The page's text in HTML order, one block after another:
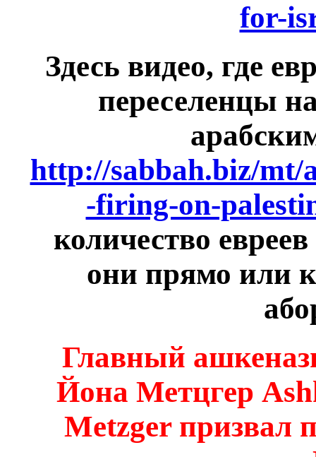
for-
Здесь видео, где
переселенцы
http://sabbah.biz/mt/
-firing-on-
количество
они прямо или
Главный
Йона Метцгер
Metzger призвал